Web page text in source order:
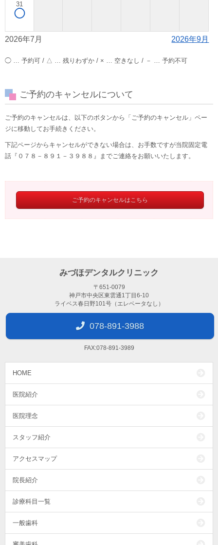
31
◯
2026年7月 2026年9月
◯ … 予約可 / △ … 残りわずか / × … 空きなし / － … 予約不可
ご予約のキャンセルについて
ご予約のキャンセルは、以下のボタンから「ご予約のキャンセル」ペー
ジに移動してお手続きください。
下記ページからキャンセルができない場合は、お手数ですが当院固定電
話『０７８－８９１－３９８８』までご連絡をお願いいたします。
ご予約のキャンセルはこちら
みづほデンタルクリニック
〒651-0079
神戸市中央区東雲通1丁目6-10
ライベス春日野101号（エレベータなし）
078-891-3988
FAX:078-891-3989
HOME
医院紹介
医院理念
スタッフ紹介
アクセスマップ
院長紹介
診療科目一覧
一般歯科